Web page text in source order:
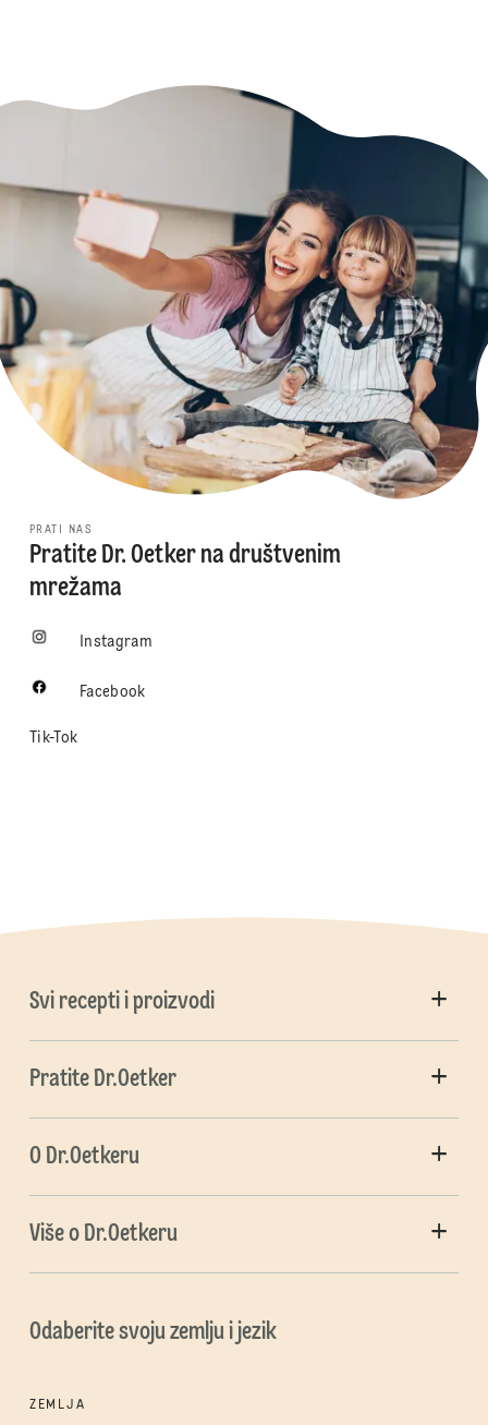
PRATI NAS
Pratite Dr. Oetker na društvenim
mrežama
Instagram
Facebook
Tik-Tok
Svi recepti i proizvodi
Pratite Dr.Oetker
O Dr.Oetkeru
Više o Dr.Oetkeru
Odaberite svoju zemlju i jezik
ZEMLJA